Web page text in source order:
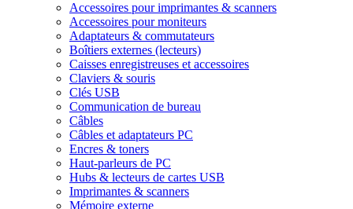
Accessoires pour imprimantes & scanners
Accessoires pour moniteurs
Adaptateurs & commutateurs
Boîtiers externes (lecteurs)
Caisses enregistreuses et accessoires
Claviers & souris
Clés USB
Communication de bureau
Câbles
Câbles et adaptateurs PC
Encres & toners
Haut-parleurs de PC
Hubs & lecteurs de cartes USB
Imprimantes & scanners
Mémoire externe